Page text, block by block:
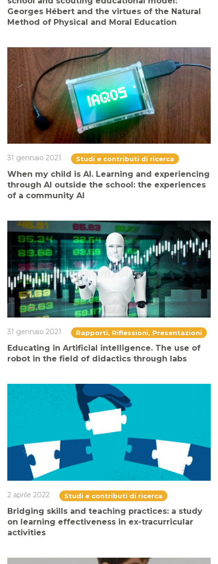
Georges Hébert and the virtues of the Natural
Method of Physical and Moral Education
31 gennaio 2021 Studi e contributi di ricerca
When my child is AI. Learning and experiencing
through AI outside the school: the experiences
of a community AI
31 gennaio 2021 Rapporti, Riflessioni, Presentazioni
Educating in Artificial intelligence. The use of
robot in the field of didactics through labs
2 aprile 2022 Studi e contributi di ricerca
Bridging skills and teaching practices: a study
on learning effectiveness in ex-tracurricular
activities